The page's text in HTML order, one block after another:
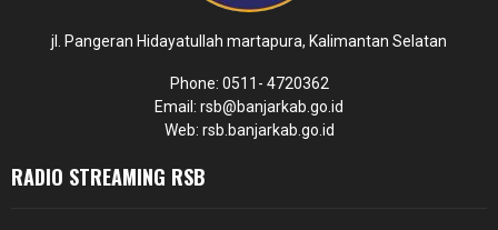
jl. Pangeran Hidayatullah martapura, Kalimantan Selatan
Phone: 0511- 4720362
Email: rsb@banjarkab.go.id
Web: rsb.banjarkab.go.id
RADIO STREAMING RSB